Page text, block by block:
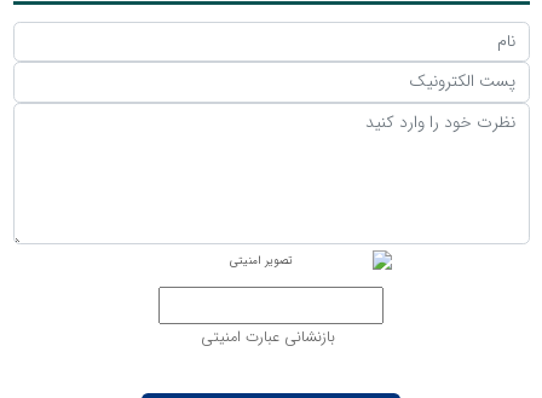
بازنشانی عبارت امنیتی